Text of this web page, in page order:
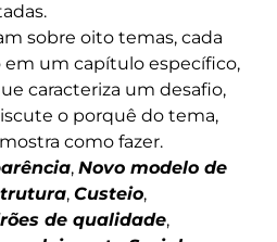
sobre oito temas, cada
um capítulo específico,
caracteriza um desafio,
o porquê do tema,
como fazer.
, Novo modelo de
, Custeio,
de qualidade,